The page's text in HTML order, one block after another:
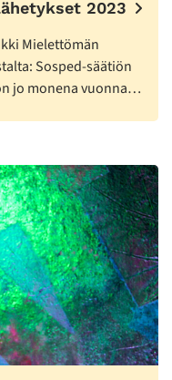
2023
Mielettömän
Sosped-säätiön
jo monena vuonna…